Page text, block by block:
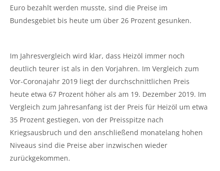
Euro bezahlt werden musste, sind die Preise im
Bundesgebiet bis heute um über 26 Prozent gesunken.
Im Jahresvergleich wird klar, dass Heizöl immer noch
deutlich teurer ist als in den Vorjahren. Im Vergleich zum
Vor-Coronajahr 2019 liegt der durchschnittlichen Preis
heute etwa 67 Prozent höher als am 19. Dezember 2019. Im
Vergleich zum Jahresanfang ist der Preis für Heizöl um etwa
35 Prozent gestiegen, von der Preisspitze nach
Kriegsausbruch und den anschließend monatelang hohen
Niveaus sind die Preise aber inzwischen wieder
zurückgekommen.